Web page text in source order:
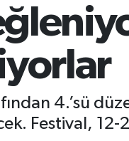
4.’sü
Festival, 12-